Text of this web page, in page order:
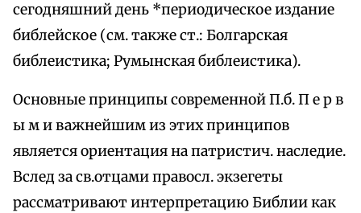
сегодняшний день *периодическое издание
библейское (см. также ст.: Болгарская
библеистика; Румынская библеистика).
Основные принципы современной П.б. П е р в
ы м и важнейшим из этих принципов
является ориентация на патристич. наследие.
Вслед за св.отцами правосл. экзегеты
рассматривают интерпретацию Библии как